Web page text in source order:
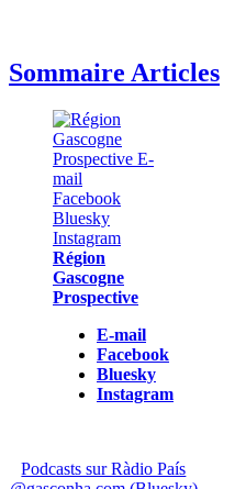
Sommaire Articles
Région
Gascogne
Prospective
E-mail
Facebook
Bluesky
Instagram
Podcasts sur Ràdio País